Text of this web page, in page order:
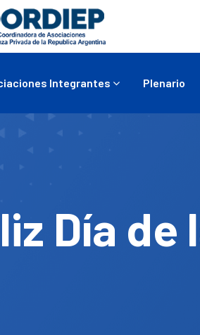
Integrantes Plenario
Día